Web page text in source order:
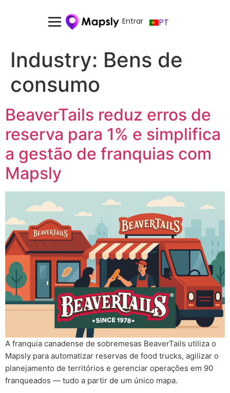
Entrar PT
Industry: Bens de
consumo
BeaverTails reduz erros de
reserva para 1% e simplifica
a gestão de franquias com
Mapsly
A franquia canadense de sobremesas BeaverTails utiliza o
Mapsly para automatizar reservas de food trucks, agilizar o
planejamento de territórios e gerenciar operações em 90
franqueados — tudo a partir de um único mapa.